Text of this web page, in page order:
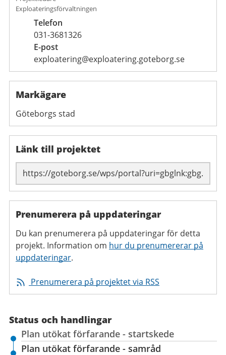
Exploateringsförvaltningen
Telefon
031-3681326
E-post
exploatering@exploatering.goteborg.se
Markägare
Göteborgs stad
Länk till projektet
Prenumerera på uppdateringar
Du kan prenumerera på uppdateringar för detta
projekt. Information om hur du prenumererar på
uppdateringar.
Prenumerera på projektet via RSS
Status och handlingar
Plan utökat förfarande - startskede
Plan utökat förfarande - samråd